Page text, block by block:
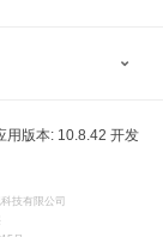
用版本: 10.8.42 开发
技有限公司